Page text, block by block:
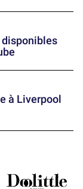
disponibles
à Liverpool